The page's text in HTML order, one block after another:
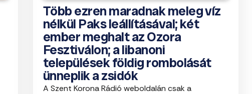
Több ezren maradnak meleg víz
nélkül Paks leállításával; két
ember meghalt az Ozora
Fesztiválon; a libanoni
települések földig rombolását
ünneplik a zsidók
A Szent Korona Rádió weboldalán csak a